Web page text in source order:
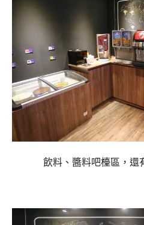
飲料、醬料吧檯區，還